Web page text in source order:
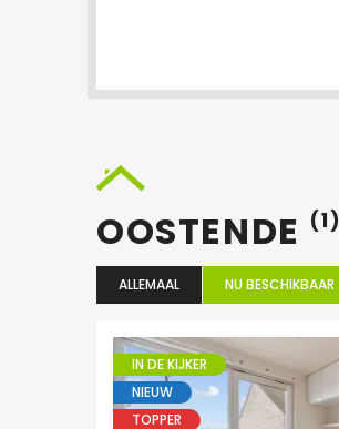
OOSTENDE (1)
ALLEMAAL NU BESCHIKBAAR
IN DE KIJKER
NIEUW
TOPPER